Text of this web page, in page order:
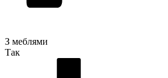
З меблями
Так